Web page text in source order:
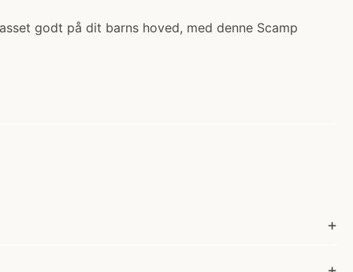
godt på dit barns hoved, med denne Scamp